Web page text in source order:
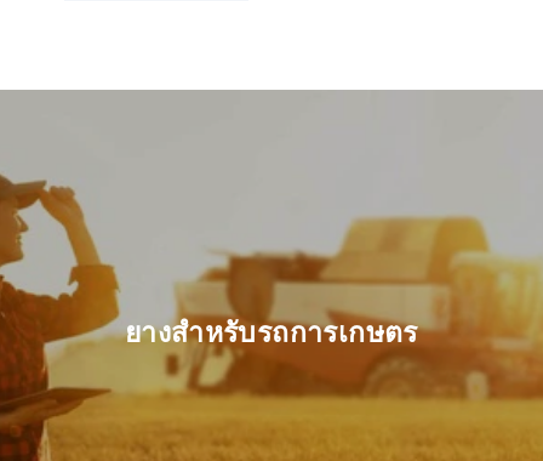
ยางสำหรับรถการเกษตร